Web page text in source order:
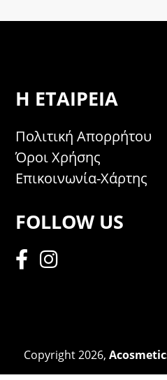
Η ΕΤΑΙΡΕΊΑ
Πολιτική Απορρήτου
Όροι Χρήσης
Επικοινωνία-Χάρτης
FOLLOW US
Copyright 2026,